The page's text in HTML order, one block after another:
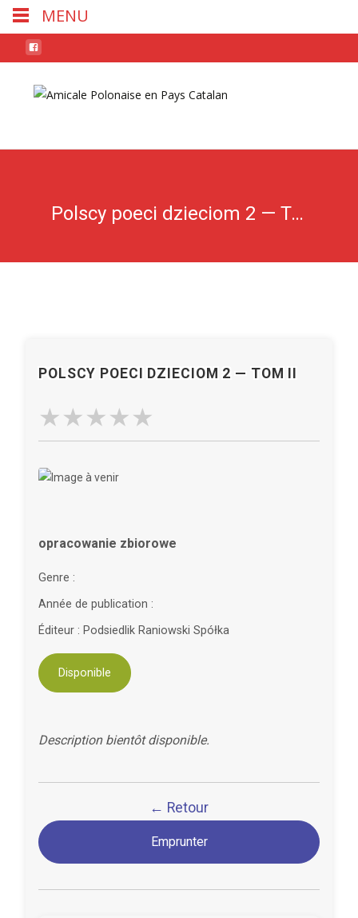
Polscy poeci dzieciom 2 — Tom II
POLSCY POECI DZIECIOM 2 — TOM II
opracowanie zbiorowe
Genre :
Année de publication :
Éditeur : Podsiedlik Raniowski Spółka
Disponible
Description bientôt disponible.
← Retour
Emprunter
MENU